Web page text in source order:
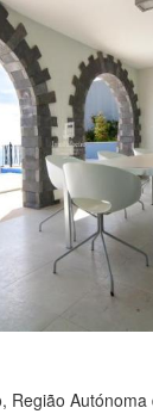
Região